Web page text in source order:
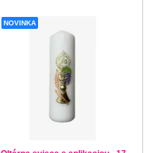
NOVINKA